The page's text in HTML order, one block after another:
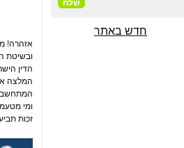
אזהרה!
ובשיטת
הדין
המלצה
המתחשב
ומי
זכות
שלח
חדש באתר